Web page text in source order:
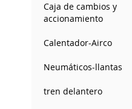
Caja de cambios y
accionamiento
Calentador-Airco
Neumáticos-llantas
tren delantero